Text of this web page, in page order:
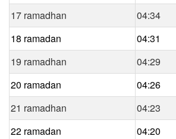
17 ramadhan
04:34
18 ramadan
04:31
19 ramadhan
04:29
20 ramadan
04:26
21 ramadhan
04:23
22 ramadan
04:20